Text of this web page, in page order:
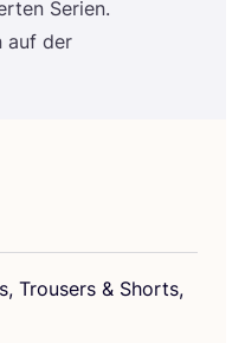
Seri­en.
auf der
Tro­users & Shorts,